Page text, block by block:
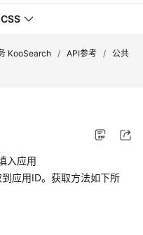
KooSearch / API参考 / 公共
入应用
应用ID。获取方法如下所